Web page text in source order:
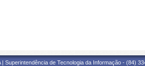
| Superintendência de Tecnologia da Informação - (84)